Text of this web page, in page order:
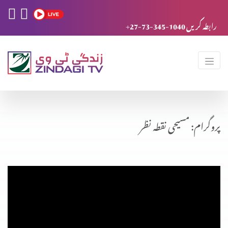
+27-73-345-1040 رابطہ کریں
پروگرام: مسیحی نقطہ نظر